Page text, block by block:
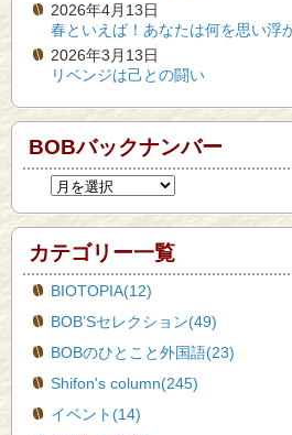
2026年4月13日
春といえば！あなたは何を思い浮
2026年3月13日
リベンジは己との闘い
BOBバックナンバー
カテゴリー一覧
BIOTOPIA(12)
BOB’Sセレクション(49)
BOBのひとこと外国語(23)
Shifon's column(245)
イベント(14)